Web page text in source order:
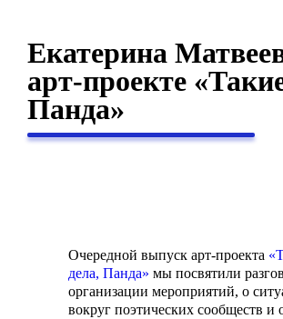
Екатерина
арт-проекте
Панда»
Очередной выпуск арт-проекта
дела, Панда» мы посвятили
организации мероприятий, о
вокруг поэтических сообществ и